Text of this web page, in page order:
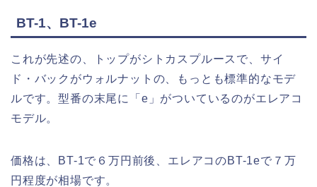
BT-1、BT-1e
これが先述の、トップがシトカスプルースで、サイ
ド・バックがウォルナットの、もっとも標準的なモデ
ルです。型番の末尾に「e」がついているのがエレアコ
モデル。
価格は、BT-1で６万円前後、エレアコのBT-1eで７万
円程度が相場です。